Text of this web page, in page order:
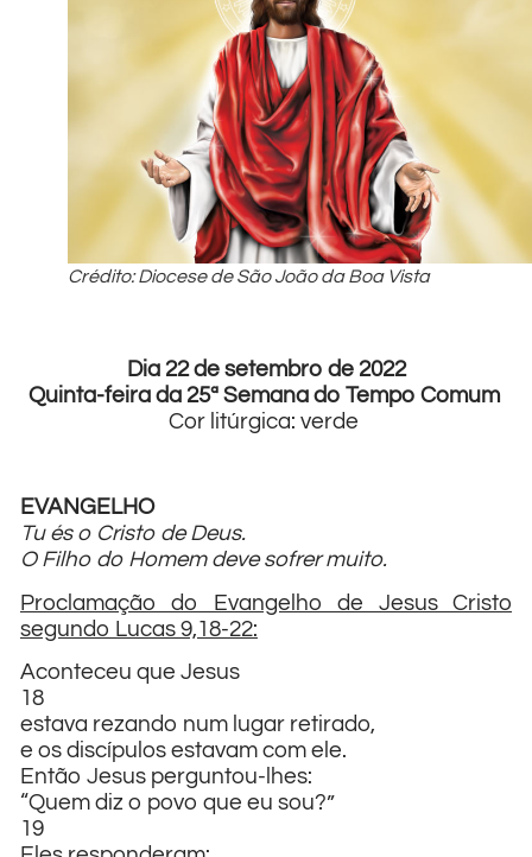
Crédito: Diocese de São João da Boa Vista
Dia 22 de setembro de 2022
Quinta-feira da 25ª Semana do Tempo Comum
Cor litúrgica: verde
EVANGELHO
Tu és o Cristo de Deus.
O Filho do Homem deve sofrer muito.
Proclamação do Evangelho de Jesus Cristo
segundo Lucas 9,18-22:
Aconteceu que Jesus
18
estava rezando num lugar retirado,
e os discípulos estavam com ele.
Então Jesus perguntou-lhes:
“Quem diz o povo que eu sou?”
19